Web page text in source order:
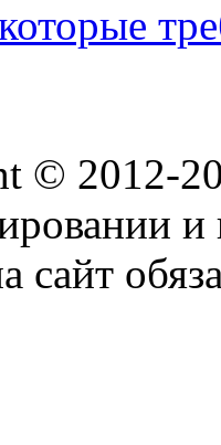
© 2012-
и
сайт